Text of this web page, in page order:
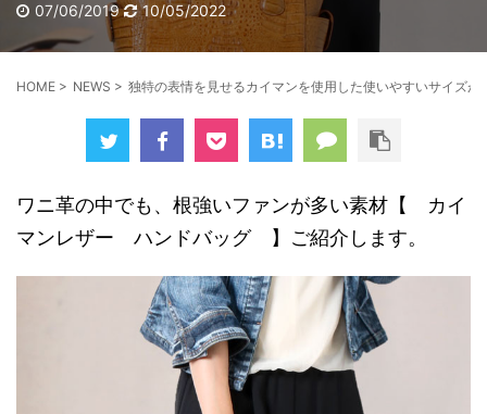
07/06/2019 10/05/2022
HOME > NEWS > 独特の表情を見せるカイマンを使用した使いやすいサイズが
ワニ革の中でも、根強いファンが多い素材【 カイ
マンレザー ハンドバッグ 】ご紹介します。